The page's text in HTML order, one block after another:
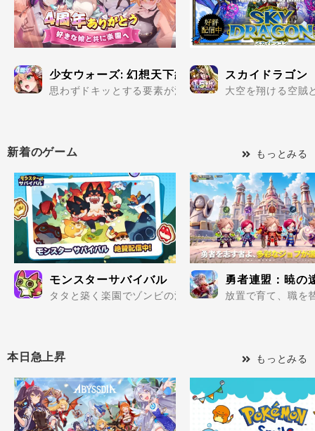
少女ウォーズ: 幻想天下統一戦
思わずドキッとする要素が満載の美少女だらけで楽し
スカイドラゴン
大空を翔ける空賊
新着のゲーム もっとみる
モンスターサバイバル
タタと築く楽園でゾンビの波を迎え撃て..
勇者連盟：暁の
放置で育て、職を
本日急上昇 もっとみる